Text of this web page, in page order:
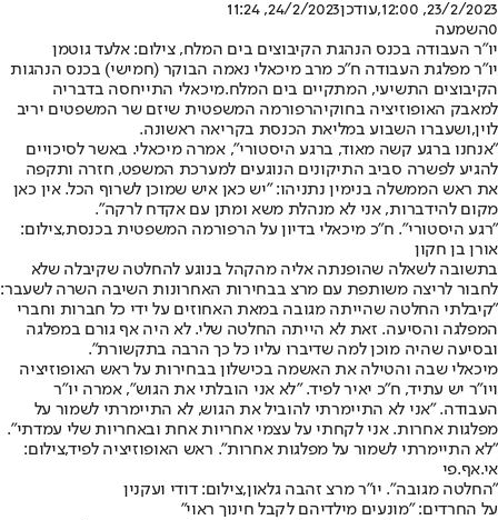
23/2/2023, 12:00
,עודכן24/2/2023, 11:24
0השמעה
יו"ר העבודה בכנס הנהגת הקיבוצים בים המלח, צילום: אלעד גוטמן
יו"ר מפלגת העבודה ח"כ מרב מיכאלי נאמה הבוקר (חמישי) בכנס הנהגות
הקיבוצים התשיעי, המתקיים בים המלח.מיכאלי התייחסה בדבריה
למאבק האופוזיציה בחוקיהרפורמה המשפטית שיזם שר המשפטים יריב
לוין,ושעברו השבוע במליאת הכנסת בקריאה ראשונה.
"אנחנו ברגע קשה מאוד, ברגע היסטורי", אמרה מיכאלי. באשר לסיכויים
להגיע לפשרה סביב התיקונים הנוגעים למערכת המשפט, חזרה ותקפה
את ראש הממשלה בנימין נתניהו: "יש כאן איש שמוכן לשרוף הכל. אין כאן
מקום להידברות, אני לא מנהלת משא ומתן עם אקדח לרקה".
"רגע היסטורי". ח"כ מיכאלי בדיון על הרפורמה המשפטית בכנסת,צילום:
אורן בן חקון
בתשובה לשאלה שהופנתה אליה מהקהל בנוגע להחלטה שקיבלה שלא
לחבור לריצה משותפת עם מרצ בבחירות האחרונות השיבה השרה לשעבר:
"קיבלתי החלטה שהייתה מגובה במאת האחוזים על ידי כל חברות וחברי
המפלגה והסיעה. זאת לא הייתה החלטה שלי. לא היה אף גורם במפלגה
ובסיעה שהיה מוכן למה שדיברו עליו כל כך הרבה בתקשורת".
מיכאלי שבה והטילה את האשמה בכישלון בבחירות על ראש האופוזיציה
ויו"ר יש עתיד, ח"כ יאיר לפיד. "לא אני הובלתי את הגוש", אמרה יו"ר
העבודה. "אני לא התיימרתי להוביל את הגוש, לא התיימרתי לשמור על
מפלגות אחרות. אני לקחתי על עצמי אחריות אחת ובאחריות שלי עמדתי".
"לא התיימרתי לשמור על מפלגות אחרות". ראש האופוזיציה לפיד,צילום:
אי.אף.פי
"החלטה מגובה". יו"ר מרצ זהבה גלאון,צילום: דודי ועקנין
על החרדים: "מונעים מילדיהם לקבל חינוך ראוי"